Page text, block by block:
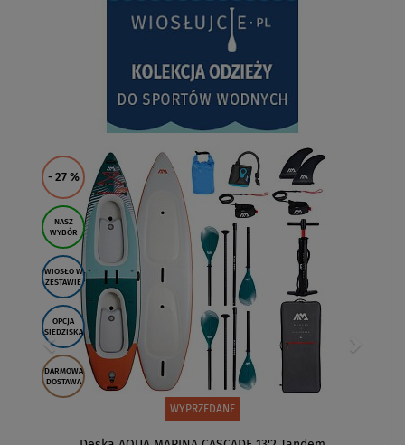
- 27 %
NASZ
WYBÓR
WIOSŁO W
ZESTAWIE
OPCJA
SIEDZISKA
DARMOWA
DOSTAWA
WYPRZEDANE